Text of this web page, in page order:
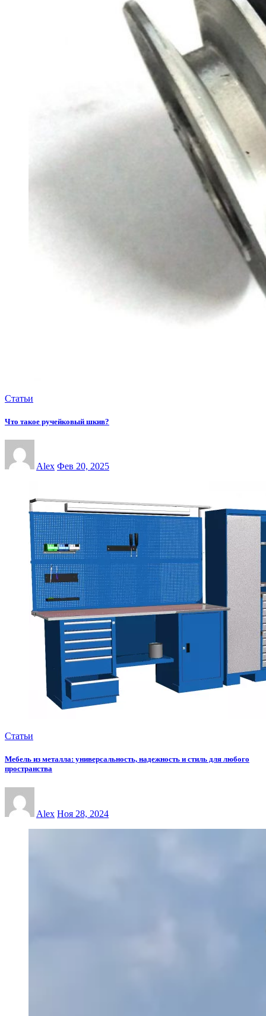
Статьи
Что такое ручейковый шкив?
Alex Фев 20, 2025
Статьи
Мебель из металла: универсальность, надежность и стиль для любого
пространства
Alex Ноя 28, 2024